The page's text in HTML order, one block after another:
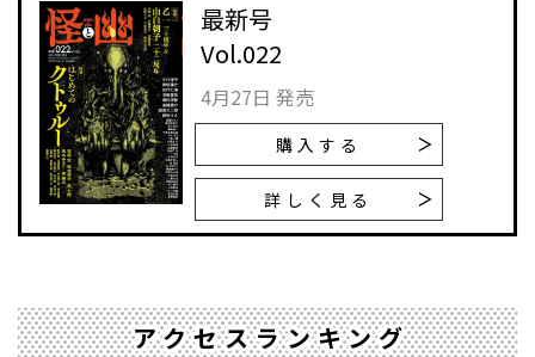
最新号
Vol.022
4月27日 発売
購入する
詳しく見る
アクセスランキング